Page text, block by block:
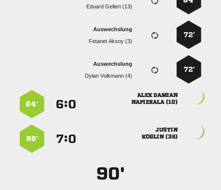
  
72’
Auswechslung
  
72’
Auswechslung
  
 
 
:
84’

 
:
89’
90'